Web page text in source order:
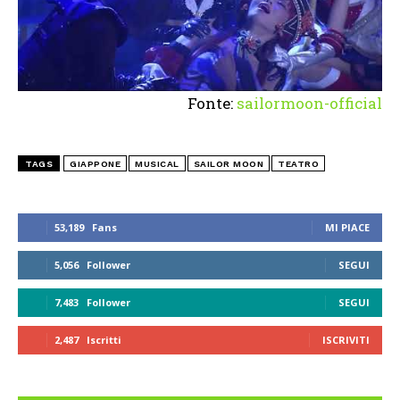
53,189 Fans MI PIACE
5,056 Follower SEGUI
7,483 Follower SEGUI
2,487 Iscritti ISCRIVITI
Fonte: sailormoon-official
TAGS GIAPPONE MUSICAL SAILOR MOON TEATRO